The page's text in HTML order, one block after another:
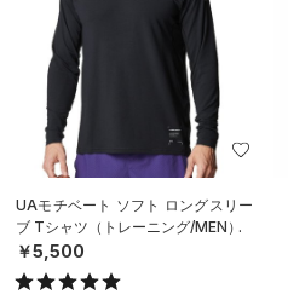
UAモチベート ソフト ロングスリー
ブ Tシャツ（トレーニング/MEN）
￥5,500